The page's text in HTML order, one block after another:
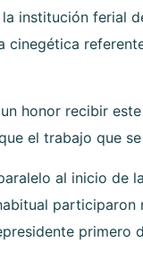
institución ferial
cinegética
honor recibir
el trabajo que
al inicio de
participaron
primero